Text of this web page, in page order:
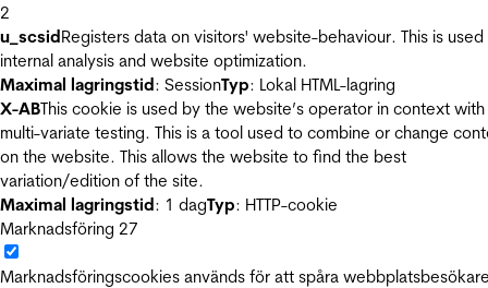
2
u_scsidRegisters data on visitors' website-behaviour. This is
internal analysis and website optimization.
Maximal lagringstid: SessionTyp: Lokal HTML-lagring
X-ABThis cookie is used by the website’s operator in context with
multi-variate testing. This is a tool used to combine or change
on the website. This allows the website to find the best
variation/edition of the site.
Maximal lagringstid: 1 dagTyp: HTTP-cookie
Marknadsföring 27
Marknadsföringscookies används för att spåra